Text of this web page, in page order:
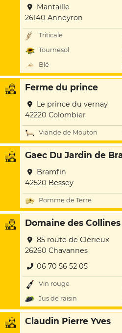
Mantaille
26140 Anneyron
Triticale
Tournesol
Blé
Ferme du prince
Le prince du vernay
42220 Colombier
Viande de Mouton
Gaec Du Jardin de
Bramfin
42520 Bessey
Pomme de Terre
Domaine des Collines
85 route de Clérieux
26260 Chavannes
06 70 56 52 05
Vin rouge
Jus de raisin
Claudin Pierre Yves